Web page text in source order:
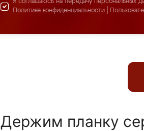
Я соглашаюсь на передачу персональных
Политике конфиденциальности
Держим планку